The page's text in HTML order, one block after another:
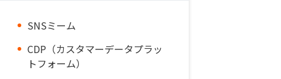
SNSミーム
CDP（カスタマーデータプラッ
トフォーム）